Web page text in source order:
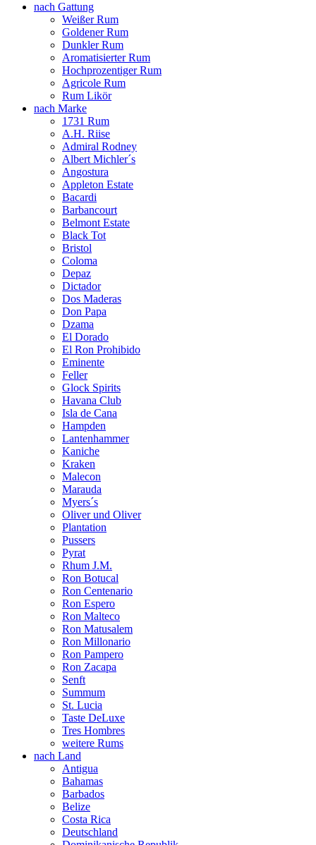
nach Gattung
Weißer Rum
Goldener Rum
Dunkler Rum
Aromatisierter Rum
Hochprozentiger Rum
Agricole Rum
Rum Likör
nach Marke
1731 Rum
A.H. Riise
Admiral Rodney
Albert Michler´s
Angostura
Appleton Estate
Bacardi
Barbancourt
Belmont Estate
Black Tot
Bristol
Coloma
Depaz
Dictador
Dos Maderas
Don Papa
Dzama
El Dorado
El Ron Prohibido
Eminente
Feller
Glock Spirits
Havana Club
Isla de Cana
Hampden
Lantenhammer
Kaniche
Kraken
Malecon
Marauda
Myers´s
Oliver und Oliver
Plantation
Pussers
Pyrat
Rhum J.M.
Ron Botucal
Ron Centenario
Ron Espero
Ron Malteco
Ron Matusalem
Ron Millonario
Ron Pampero
Ron Zacapa
Senft
Summum
St. Lucia
Taste DeLuxe
Tres Hombres
weitere Rums
nach Land
Antigua
Bahamas
Barbados
Belize
Costa Rica
Deutschland